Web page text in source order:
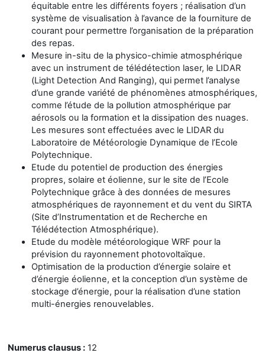
équitable entre les différents foyers ; réalisation d’un
système de visualisation à l’avance de la fourniture de
courant pour permettre l’organisation de la préparation
des repas.
Mesure in-situ de la physico-chimie atmosphérique
avec un instrument de télédétection laser, le LIDAR
(Light Detection And Ranging), qui permet l’analyse
d’une grande variété de phénomènes atmosphériques,
comme l’étude de la pollution atmosphérique par
aérosols ou la formation et la dissipation des nuages.
Les mesures sont effectuées avec le LIDAR du
Laboratoire de Météorologie Dynamique de l’Ecole
Polytechnique.
Etude du potentiel de production des énergies
propres, solaire et éolienne, sur le site de l’Ecole
Polytechnique grâce à des données de mesures
atmosphériques de rayonnement et du vent du SIRTA
(Site d’Instrumentation et de Recherche en
Télédétection Atmosphérique).
Etude du modèle météorologique WRF pour la
prévision du rayonnement photovoltaïque.
Optimisation de la production d’énergie solaire et
d’énergie éolienne, et la conception d’un système de
stockage d’énergie, pour la réalisation d’une station
multi-énergies renouvelables.
Numerus clausus : 12